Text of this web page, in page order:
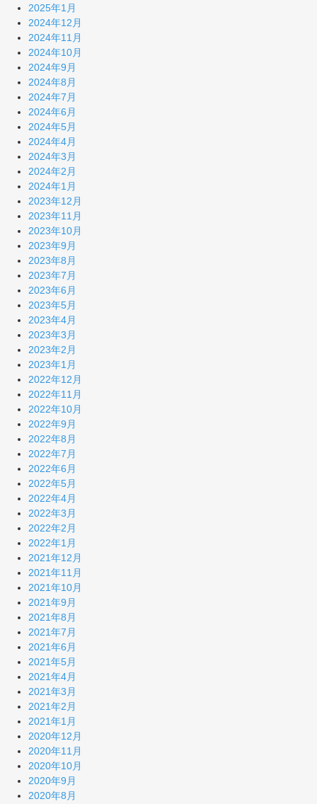
2025年1月
2024年12月
2024年11月
2024年10月
2024年9月
2024年8月
2024年7月
2024年6月
2024年5月
2024年4月
2024年3月
2024年2月
2024年1月
2023年12月
2023年11月
2023年10月
2023年9月
2023年8月
2023年7月
2023年6月
2023年5月
2023年4月
2023年3月
2023年2月
2023年1月
2022年12月
2022年11月
2022年10月
2022年9月
2022年8月
2022年7月
2022年6月
2022年5月
2022年4月
2022年3月
2022年2月
2022年1月
2021年12月
2021年11月
2021年10月
2021年9月
2021年8月
2021年7月
2021年6月
2021年5月
2021年4月
2021年3月
2021年2月
2021年1月
2020年12月
2020年11月
2020年10月
2020年9月
2020年8月